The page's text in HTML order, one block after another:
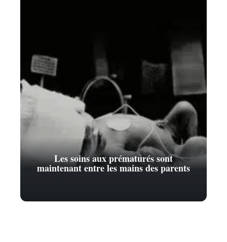
Les soins aux prématurés sont
maintenant entre les mains des parents